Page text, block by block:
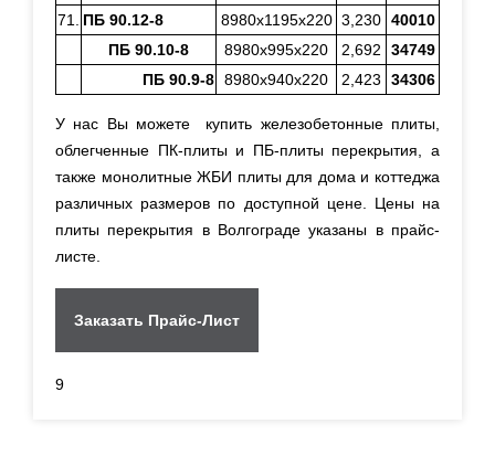
71.
ПБ 90.12-8 8980х1195х220 3,230 40010
ПБ 90.10-8
8980х995х220 2,692
34749
ПБ 90.9-8 8980х940х220 2,423 34306
У нас Вы можете купить железобетонные плиты,
облегченные ПК-плиты и ПБ-плиты перекрытия, а
также монолитные ЖБИ плиты для дома и коттеджа
различных размеров по доступной цене. Цены на
плиты перекрытия в Волгограде указаны в прайс-
листе.
Заказать Прайс-Лист
9